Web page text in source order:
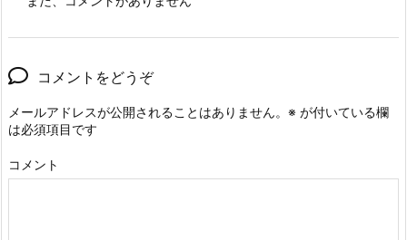
コメントをどうぞ
メールアドレスが公開されることはありません。 ※ が付いている欄
は必須項目です
コメント